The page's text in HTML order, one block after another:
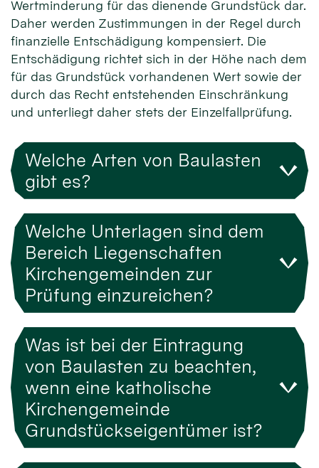
Wertminderung für das dienende Grundstück dar.
Daher werden Zustimmungen in der Regel durch
finanzielle Entschädigung kompensiert. Die
Entschädigung richtet sich in der Höhe nach dem
für das Grundstück vorhandenen Wert sowie der
durch das Recht entstehenden Einschränkung
und unterliegt daher stets der Einzelfallprüfung.
Welche Arten von Baulasten
gibt es?
Welche Unterlagen sind dem
Bereich Liegenschaften
Kirchengemeinden zur
Prüfung einzureichen?
Was ist bei der Eintragung
von Baulasten zu beachten,
wenn eine katholische
Kirchengemeinde
Grundstückseigentümer ist?